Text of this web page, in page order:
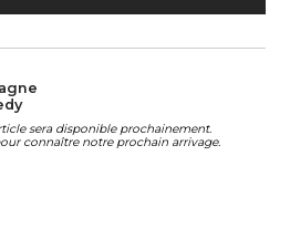
sera disponible prochainement.
connaître notre prochain arrivage.